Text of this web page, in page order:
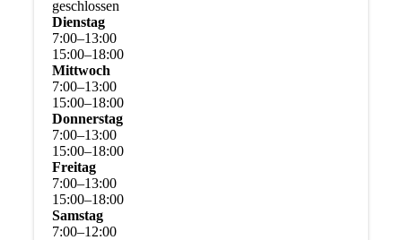
geschlossen
Dienstag
7:00–13:00
15:00–18:00
Mittwoch
7:00–13:00
15:00–18:00
Donnerstag
7:00–13:00
15:00–18:00
Freitag
7:00–13:00
15:00–18:00
Samstag
7:00–12:00